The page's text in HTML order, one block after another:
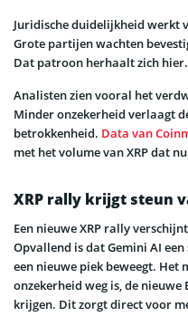
Juridische duidelijkheid werkt
Grote partijen wachten
Dat patroon herhaalt zich hier.
Analisten zien vooral het
Minder onzekerheid verlaagt
betrokkenheid. Data van
met het volume van XRP dat
XRP rally krijgt steun
Een nieuwe XRP rally
Opvallend is dat Gemini AI
een nieuwe piek beweegt. Het
onzekerheid weg is, de
krijgen. Dit zorgt direct voor